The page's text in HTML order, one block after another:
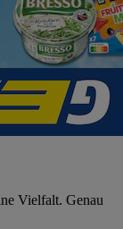
Vielfalt. Genau